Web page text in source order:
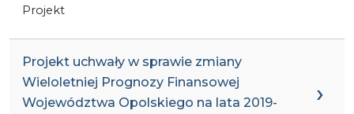
Projekt
Projekt uchwały w sprawie zmiany
Wieloletniej Prognozy Finansowej
Województwa Opolskiego na lata 2019-